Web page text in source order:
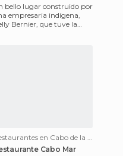
bello lugar construido por
empresaria indígena,
Bernier, que tuve la
Restaurantes en Cabo de la Vela
Cabo Mar